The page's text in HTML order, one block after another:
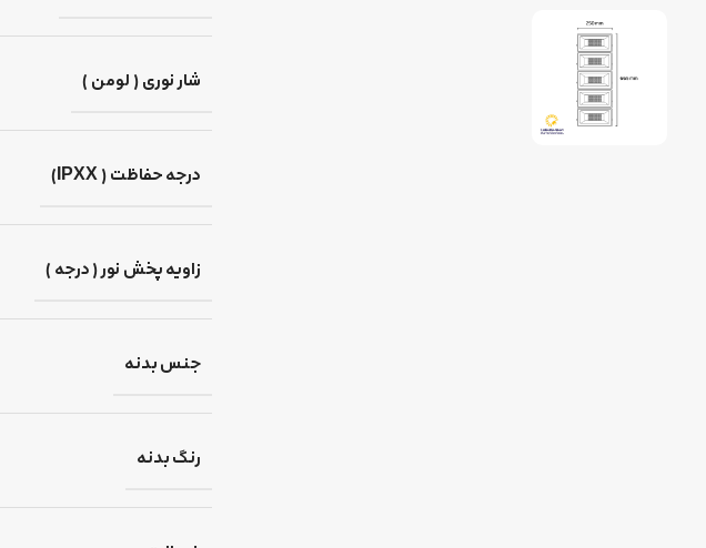
شار نوری ( لومن )
درجه حفاظت ( IPXX)
زاویه پخش نور ( درجه )
جنس بدنه
رنگ بدنه